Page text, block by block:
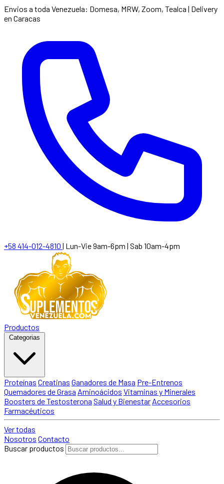
Envios a toda Venezuela: Domesa, MRW, Zoom, Tealca | Delivery
en Caracas
+58 414-012-4810 | Lun-Vie 9am-6pm | Sab 10am-4pm
Productos
Categorias
Proteínas Creatinas Ganadores de Masa Pre-Entrenos
Quemadores de Grasa Aminoácidos Vitaminas y Minerales
Boosters de Testosterona Salud y Bienestar Accesorios
Farmacéuticos
Ver todas
Nosotros Contacto
Buscar productos